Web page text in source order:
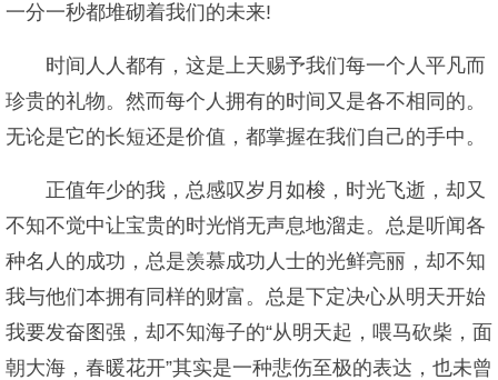
一分一秒都堆砌着我们的未来!
时间人人都有，这是上天赐予我们每一个人平凡而
珍贵的礼物。然而每个人拥有的时间又是各不相同的。
无论是它的长短还是价值，都掌握在我们自己的手中。
正值年少的我，总感叹岁月如梭，时光飞逝，却又
不知不觉中让宝贵的时光悄无声息地溜走。总是听闻各
种名人的成功，总是羡慕成功人士的光鲜亮丽，却不知
我与他们本拥有同样的财富。总是下定决心从明天开始
我要发奋图强，却不知海子的“从明天起，喂马砍柴，面
朝大海，春暖花开”其实是一种悲伤至极的表达，也未曾